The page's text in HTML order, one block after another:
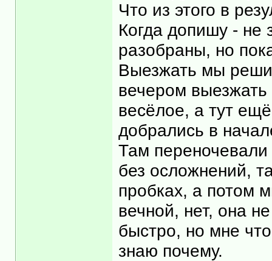
Что из этого в
Когда допишу -
разобраны, но
Выезжать мы
вечером
весёлое, а тут
добрались в
Там
без осложнений,
пробках, а потом
вечной, нет, она
быстро, но мне
знаю почему.